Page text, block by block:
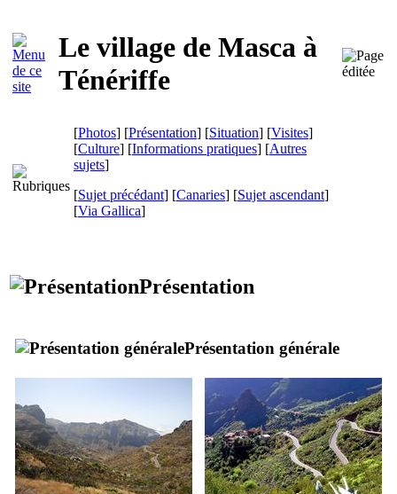
Le village de Masca à
Ténériffe
[Photos] [Présentation] [Situation] [Visites]
[Culture] [Informations pratiques] [Autres
sujets]
[Sujet précédant] [Canaries] [Sujet ascendant]
[Via Gallica]
Présentation
Présentation générale